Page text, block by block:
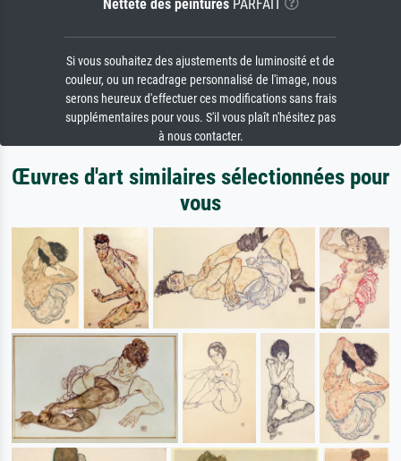
Netteté des peinturesPARFAIT
Si vous souhaitez des ajustements de luminosité et de
couleur, ou un recadrage personnalisé de l'image, nous
serons heureux d'effectuer ces modifications sans frais
supplémentaires pour vous. S'il vous plaît n'hésitez pas
à nous contacter.
Œuvres d'art similaires sélectionnées pour
vous